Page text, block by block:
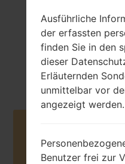
Android Nougat
7.0
Ausführliche
der erfassten
finden Sie in den
dieser
Erläuternden
unmittelbar vor
angezeigt werden.
Benutzer frei zur